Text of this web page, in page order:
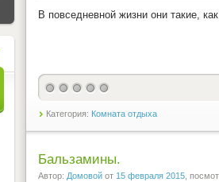
В повседневной жизни они такие,
Категория: Комната отдыха
Бальзамины.
Автор: Домовой от 15 февраля 2015 ,